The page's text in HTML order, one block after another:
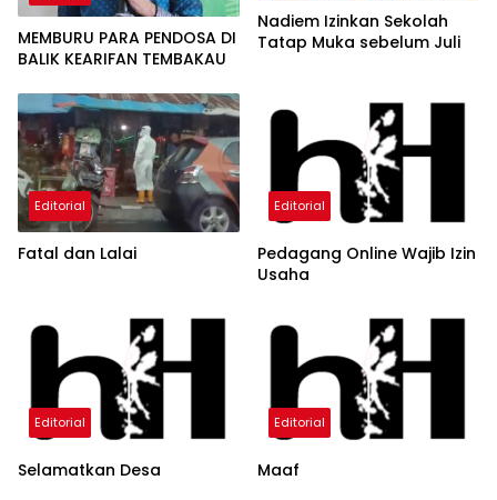
MEMBURU PARA PENDOSA DI
BALIK KEARIFAN TEMBAKAU
Nadiem Izinkan Sekolah
Tatap Muka sebelum Juli
Editorial
Fatal dan Lalai
Editorial
Pedagang Online Wajib Izin
Usaha
Editorial
Selamatkan Desa
Editorial
Maaf